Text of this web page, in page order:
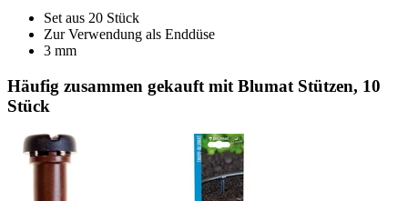
Set aus 20 Stück
Zur Verwendung als Enddüse
3 mm
Häufig zusammen gekauft mit Blumat Stützen, 10
Stück